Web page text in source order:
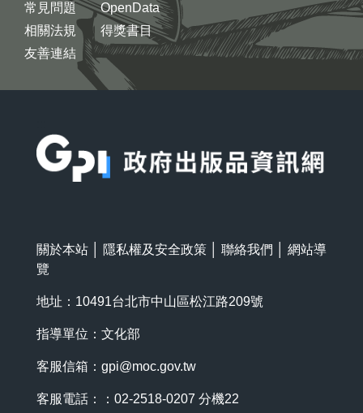
常見問題
相關法規
友善連結
OpenData
得獎書目
關於本站 隱私權及安全政策 聯絡我們
網站導
覽
地址：10491台北市中山區松江路209號
指導單位：文化部
客服信箱： gpi@moc.gov.tw
客服電話：：02-2518-0207 分機22